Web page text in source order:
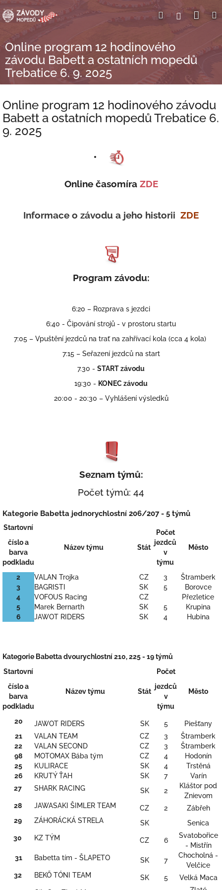
na
obsah
HledatPřihlášení
Online program 12 hodinového
závodu Babett a ostatních mopedů
Trebatice 6. 9. 2025
Online program 12 hodinového závodu
Babett a ostatních mopedů Trebatice 6.
9. 2025
Online časomíra ZDE
Informace o závodu a jeho historii ZDE
Program závodu:
6:20 – Rozprava s jezdci
6:40 - Čipování strojů - v prostoru startu
7:05 – Vpuštění jezdců na trať na zahřívací kola (cca 4 kola)
7:15 – Seřazení jezdců na start
7.30 - START závodu
19:30 - KONEC závodu
20:00 - 20:30 – Vyhlášení výsledků
Seznam týmů:
Počet týmů: 44
Kategorie Babetta jednorychlostní 206/207 - 5 týmů
Startovní
číslo a
barva
podkladu
Název týmu Stát
Počet
jezdců
v
týmu
Město
2 VALAN Trojka CZ 3
Štramberk
3
BAGRISTI SK 5
Borovce
4
VOFOUS Racing CZ
Přezletice
5
Marek Bernarth SK 5
Krupina
6
JAWOT RIDERS SK 4 Hubina
Kategorie Babetta dvourychlostní 210, 225 - 19 týmů
Startovní
číslo a
barva
podkladu
Název týmu Stát
Počet
jezdců
v
týmu
Město
20 JAWOT RIDERS SK 5
Piešťany
21
VALAN TEAM CZ 3
Štramberk
22
VALAN SECOND CZ 3
Štramberk
98
MOTOMAX Bába tým CZ 4
Hodonín
25
KULIRACE SK 4
Trstěná
26
KRUTÝ ŤAH SK 7
Varín
27
SHARK RACING SK 2
Kláštor pod
Znievom
28
JAWASAKI ŠIMLER TEAM CZ 2
Zábřeh
29
ZÁHORÁCKÁ STRELA SK
Senica
30
KZ TÝM CZ 6
Svatobořice
- Mistřín
31
Babetta tím - ŠLAPETO SK 7
Chocholná -
Velčice
32
BEKŐ TÓNI TEAM SK 5
Velká Maca